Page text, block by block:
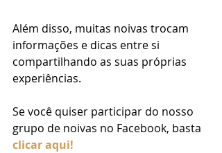
Além disso, muitas noivas trocam
informações e dicas entre si
compartilhando as suas próprias
experiências.
Se você quiser participar do nosso
grupo de noivas no Facebook, basta
clicar aqui!